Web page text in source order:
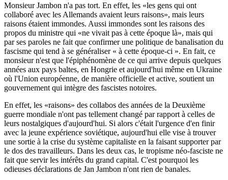
Monsieur Jambon n'a pas tort. En effet, les «les gens qui ont
collaboré avec les Allemands avaient leurs raisons», mais leurs
raisons étaient immondes. Aussi immondes sont les raisons des
propos du ministre qui «ne vivait pas à cette époque là», mais qui
par ses paroles ne fait que confirmer une politique de banalisation du
fascisme qui tend à se généraliser « à cette époque-ci ». En fait, ce
monsieur n'est que l'épiphénomène de ce qui arrive depuis quelques
années aux pays baltes, en Hongrie et aujourd'hui même en Ukraine
où l'Union européenne, de manière officielle et active, soutient un
gouvernement qui intègre des fascistes notoires.
En effet, les «raisons» des collabos des années de la Deuxième
guerre mondiale n'ont pas tellement changé par rapport à celles de
leurs nostalgiques d'aujourd'hui. Si alors c'était l'urgence d'en finir
avec la jeune expérience soviétique, aujourd'hui elle vise à trouver
une sortie à la crise du système capitaliste en la faisant supporter par
le dos des travailleurs. Dans les deux cas, le tropisme néo-fasciste ne
fait que servir les intérêts du grand capital. C'est pourquoi les
odieuses déclarations de Jan Jambon n'ont rien de banales.